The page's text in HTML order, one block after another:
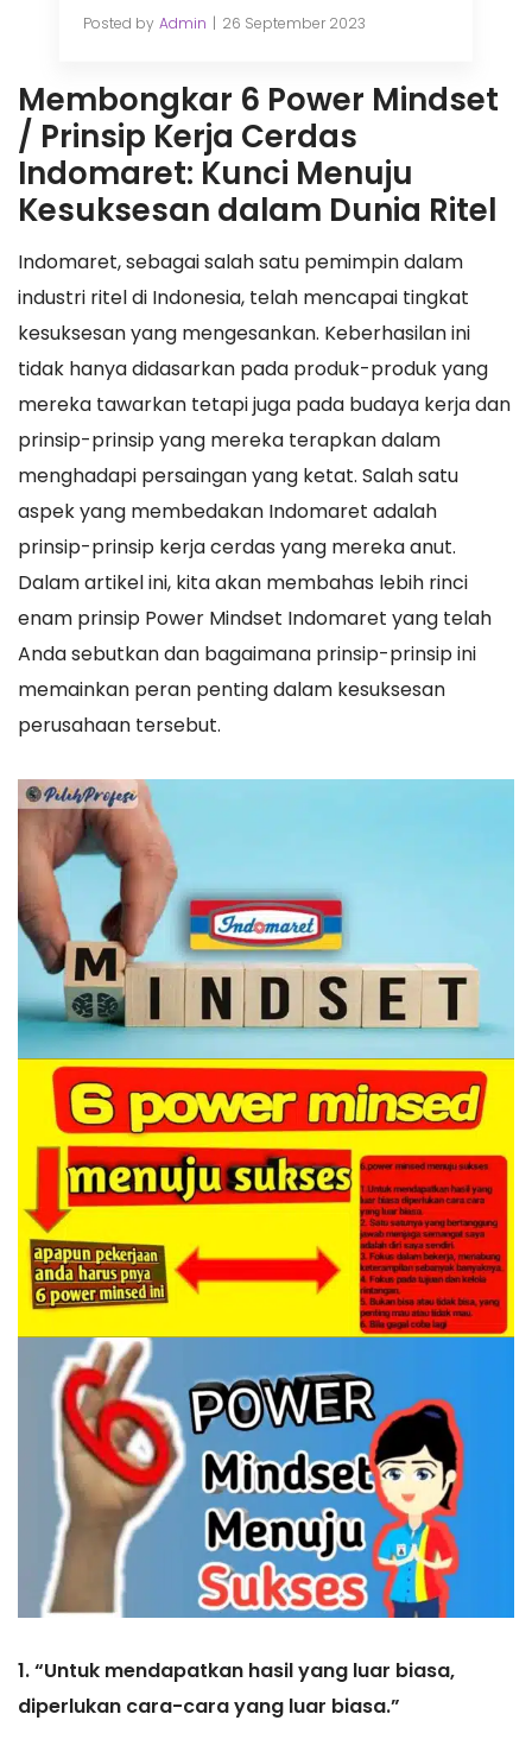
Posted by Admin 26 September 2023
Membongkar 6 Power Mindset
/ Prinsip Kerja Cerdas
Indomaret: Kunci Menuju
Kesuksesan dalam Dunia Ritel
Indomaret, sebagai salah satu pemimpin dalam
industri ritel di Indonesia, telah mencapai tingkat
kesuksesan yang mengesankan. Keberhasilan ini
tidak hanya didasarkan pada produk-produk yang
mereka tawarkan tetapi juga pada budaya kerja dan
prinsip-prinsip yang mereka terapkan dalam
menghadapi persaingan yang ketat. Salah satu
aspek yang membedakan Indomaret adalah
prinsip-prinsip kerja cerdas yang mereka anut.
Dalam artikel ini, kita akan membahas lebih rinci
enam prinsip Power Mindset Indomaret yang telah
Anda sebutkan dan bagaimana prinsip-prinsip ini
memainkan peran penting dalam kesuksesan
perusahaan tersebut.
1. “Untuk mendapatkan hasil yang luar biasa,
diperlukan cara-cara yang luar biasa.”